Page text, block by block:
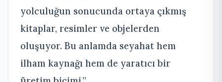
yolculuğun sonucunda ortaya çıkmış
kitaplar, resimler ve objelerden
oluşuyor. Bu anlamda seyahat hem
ilham kaynağı hem de yaratıcı bir